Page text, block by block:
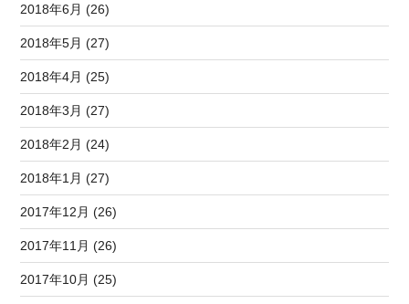
2018年6月 (26)
2018年5月 (27)
2018年4月 (25)
2018年3月 (27)
2018年2月 (24)
2018年1月 (27)
2017年12月 (26)
2017年11月 (26)
2017年10月 (25)